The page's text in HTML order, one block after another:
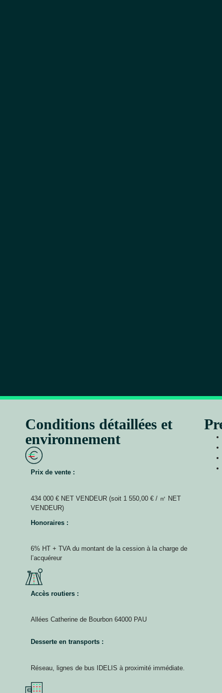
Conditions détaillées et
environnement
Prix de vente :
434 000 € NET VENDEUR (soit 1 550,00 € / ㎡ NET
VENDEUR)
Honoraires :
6% HT + TVA du montant de la cession à la charge de
l’acquéreur
Accès routiers :
Allées Catherine de Bourbon 64000 PAU
Desserte en transports :
Réseau, lignes de bus IDELIS à proximité immédiate.